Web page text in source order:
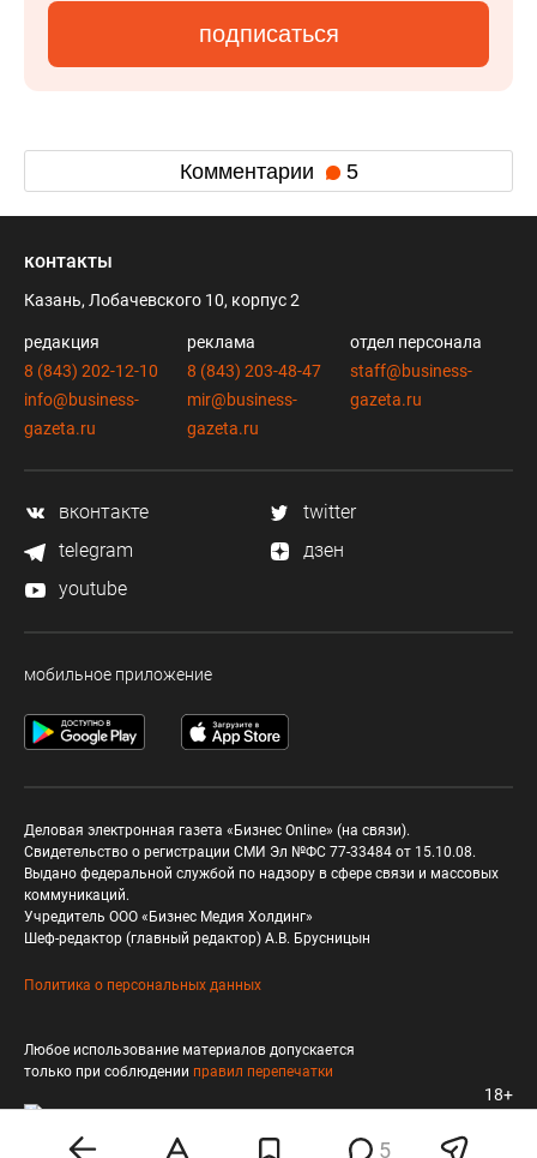
подписаться
Комментарии 5
5
контакты
Казань, Лобачевского 10, корпус 2
редакция
8 (843) 202-12-10
info@business-
gazeta.ru
реклама
8 (843) 203-48-47
mir@business-
gazeta.ru
отдел персонала
staff@business-
gazeta.ru
вконтакте
twitter
telegram
дзен
youtube
мобильное приложение
Деловая электронная газета «Бизнес Online» (на связи).
Свидетельство о регистрации СМИ Эл №ФС 77-33484 от 15.10.08.
Выдано федеральной службой по надзору в сфере связи и массовых
коммуникаций.
Учредитель ООО «Бизнес Медия Холдинг»
Шеф-редактор (главный редактор) А.В. Брусницын
Политика о персональных данных
Любое использование материалов допускается
только при соблюдении правил перепечатки
18+